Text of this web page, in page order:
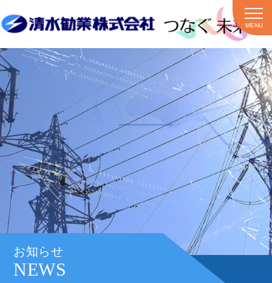
MENU
お知らせ
NEWS